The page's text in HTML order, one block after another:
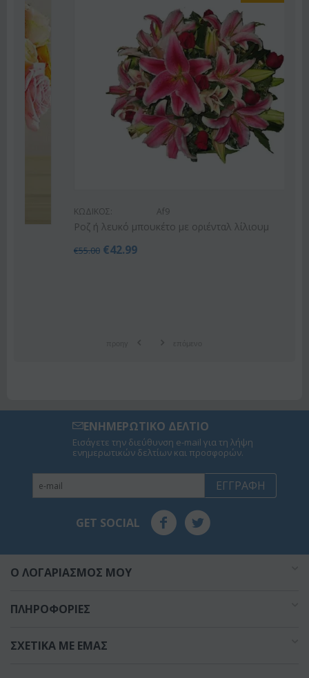
Ροζ ή λευκό μπουκέτο με οριένταλ λίλιουμ
42.99
ΕΝΗΜΕΡΩΤΙΚΟ ΔΕΛΤΙΟ
Εισάγετε την διεύθυνση e-mail για τη λήψη
ενημερωτικών δελτίων και προσφορών.
ΕΓΓΡΑΦΉ
GET SOCIAL
O ΛΟΓΑΡΙΑΣΜΌΣ ΜΟΥ
ΠΛΗΡΟΦΟΡΊΕΣ
ΣΧΕΤΙΚΆ ΜΕ ΕΜΆΣ